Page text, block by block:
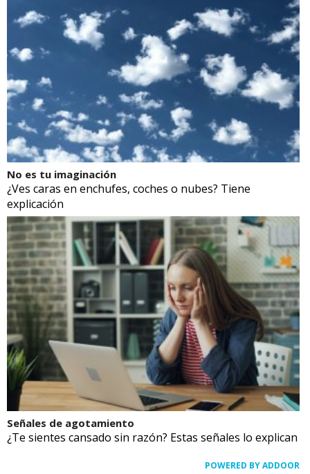
No es tu imaginación
¿Ves caras en enchufes, coches o nubes? Tiene
explicación
Señales de agotamiento
¿Te sientes cansado sin razón? Estas señales lo explican
POWERED BY ADDOOR